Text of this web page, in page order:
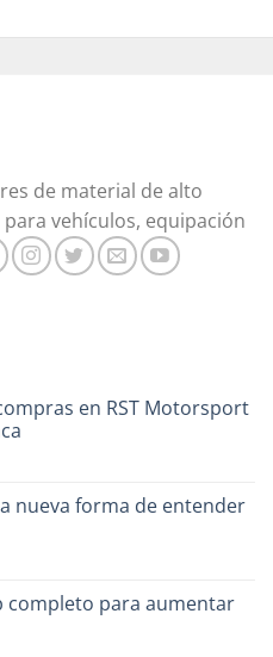
de material de alto
vehículos, equipación
en RST Motorsport
nueva forma de entender
completo para aumentar